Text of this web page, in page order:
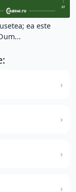
ea este